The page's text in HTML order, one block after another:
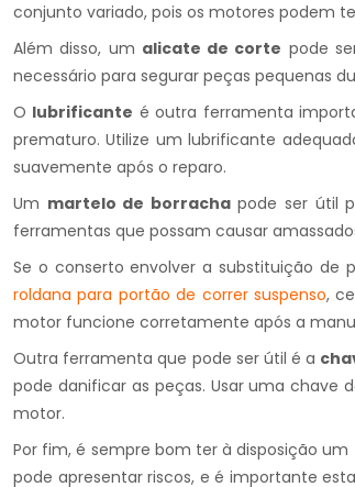
conjunto variado, pois os motores podem
Além disso, um alicate de corte pode
necessário para segurar peças pequenas
O lubrificante é outra ferramenta
prematuro. Utilize um lubrificante
suavemente após o reparo.
Um martelo de borrachapode ser útil
ferramentas que possam causar
Se o conserto envolver a substituição de
roldana para portão de correr suspenso,
motor funcione corretamente após a
Outra ferramenta que pode ser útil é a
pode danificar as peças. Usar uma chave
motor.
Por fim, é sempre bom ter à disposição um
pode apresentar riscos, e é importante